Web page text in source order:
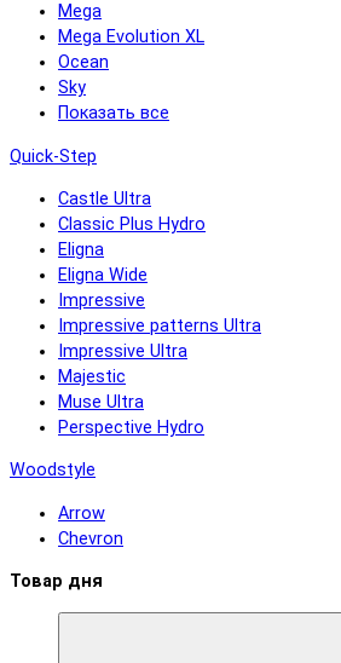
Mega
Mega Evolution XL
Ocean
Sky
Показать все
Quick-Step
Castle Ultra
Classic Plus Hydro
Eligna
Eligna Wide
Impressive
Impressive patterns Ultra
Impressive Ultra
Majestic
Muse Ultra
Perspective Hydro
Woodstyle
Arrow
Chevron
Товар дня